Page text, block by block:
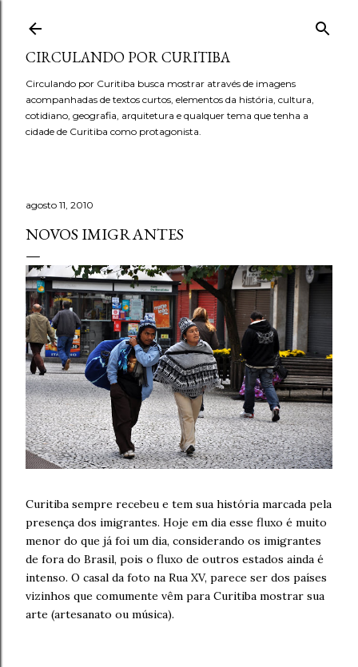
CIRCULANDO POR CURITIBA
Circulando por Curitiba busca mostrar através de imagens
acompanhadas de textos curtos, elementos da história, cultura,
cotidiano, geografia, arquitetura e qualquer tema que tenha a
cidade de Curitiba como protagonista.
agosto 11, 2010
NOVOS IMIGRANTES
Curitiba sempre recebeu e tem sua história marcada pela
presença dos imigrantes. Hoje em dia esse fluxo é muito
menor do que já foi um dia, considerando os imigrantes
de fora do Brasil, pois o fluxo de outros estados ainda é
intenso. O casal da foto na Rua XV, parece ser dos países
vizinhos que comumente vêm para Curitiba mostrar sua
arte (artesanato ou música).